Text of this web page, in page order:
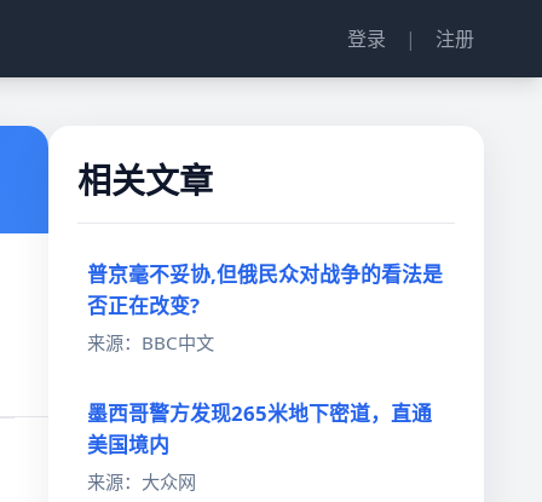
登录 | 注册
相关文章
普京毫不妥协,但俄民众对战争的看法是
否正在改变?
来源：BBC中文
墨西哥警方发现265米地下密道，直通
美国境内
来源：大众网